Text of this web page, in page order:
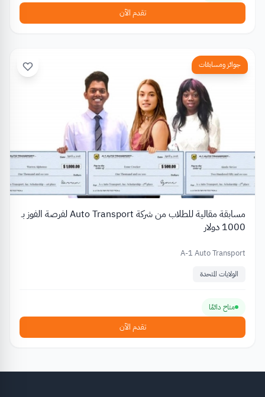
تقدم الآن
جوائز ومسابقات
مسابقة مقالية للطلاب من شركة Auto Transport لفرصة الفوز بـ
1000 دولار
A-1 Auto Transport
الولايات المتحدة
متاح دائمًا
تقدم الآن